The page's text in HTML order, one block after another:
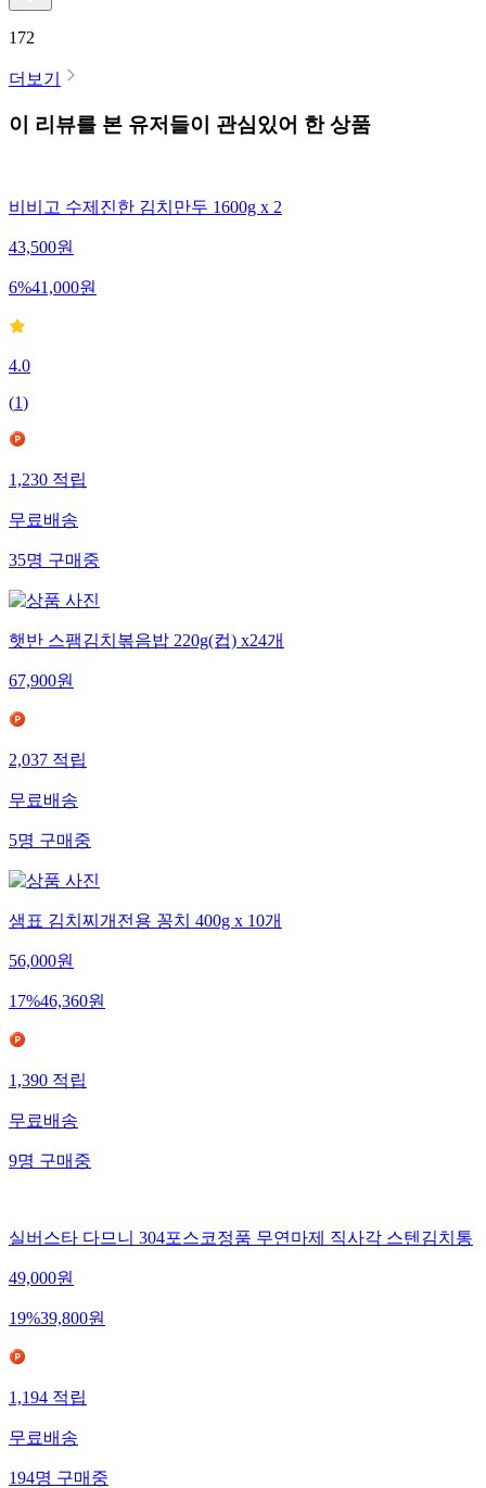
172
더보기
이 리뷰를 본 유저들이 관심있어 한 상품
비비고 수제진한 김치만두 1600g x 2
43,500원
6%41,000원
4.0
(1)
1,230 적립
무료배송
35명 구매중
햇반 스팸김치볶음밥 220g(컵) x24개
67,900원
2,037 적립
무료배송
5명 구매중
샘표 김치찌개전용 꽁치 400g x 10개
56,000원
17%46,360원
1,390 적립
무료배송
9명 구매중
실버스타 다므니 304포스코정품 무연마제 직사각 스텐김치통
49,000원
19%39,800원
1,194 적립
무료배송
194명 구매중